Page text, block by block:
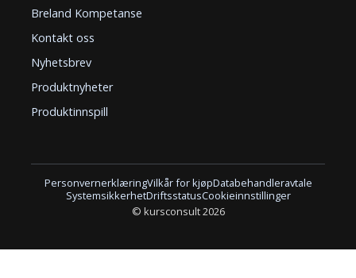
Breland Kompetanse
Kontakt oss
Nyhetsbrev
Produktnyheter
Produktinnspill
PersonvernerklæringVilkår for kjøpDatabehandleravtale
SystemsikkerhetDriftsstatusCookieinnstillinger
© kursconsult 2026